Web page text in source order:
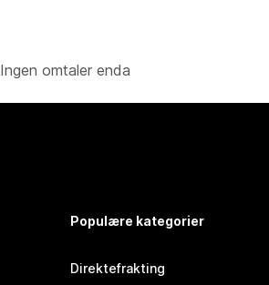
Ingen omtaler enda
Populære kategorier
Direktefrakting